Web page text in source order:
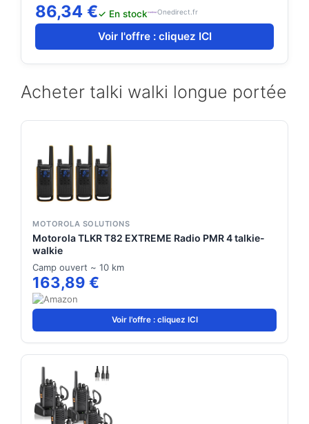
extérieur. Technologie VOX Mains Libres : Activez les
communications sans avoir à appuyer sur un bouton,
idéal pour les activités en mouvement. Conception
les chocs. Batterie Longue Durée : Profitez d'une
autonomie prolongée pour rester connecté toute la
86,34 €✓ En stock Onedirect.fr
Voir l'offre : cliquez ICI
Acheter talki walki longue portée
MOTOROLA SOLUTIONS
Motorola TLKR T82 EXTREME Radio PMR 4 talkie-
walkie
Camp ouvert ~ 10 km
163,89 €
Voir l'offre : cliquez ICI